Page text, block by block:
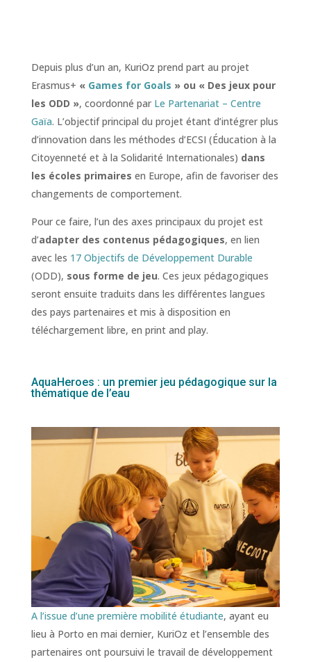
Depuis plus d’un an, KuriOz prend part au projet
Erasmus+ « Games for Goals » ou « Des jeux pour
les ODD », coordonné par Le Partenariat – Centre
Gaïa. L’objectif principal du projet étant d’intégrer plus
d’innovation dans les méthodes d’ECSI (Éducation à la
Citoyenneté et à la Solidarité Internationales) dans
les écoles primaires en Europe, afin de favoriser des
changements de comportement.
Pour ce faire, l’un des axes principaux du projet est
d’adapter des contenus pédagogiques, en lien
avec les 17 Objectifs de Développement Durable
(ODD), sous forme de jeu. Ces jeux pédagogiques
seront ensuite traduits dans les différentes langues
des pays partenaires et mis à disposition en
téléchargement libre, en print and play.
AquaHeroes : un premier jeu pédagogique sur la
thématique de l’eau
A l’issue d’une première mobilité étudiante, ayant eu
lieu à Porto en mai dernier, KuriOz et l’ensemble des
partenaires ont poursuivi le travail de développement